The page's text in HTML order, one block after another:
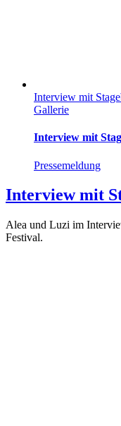
Interview mit
Gallerie
Interview mit
Pressemeldung
Interview mit
Alea und Luzi im
Festival.